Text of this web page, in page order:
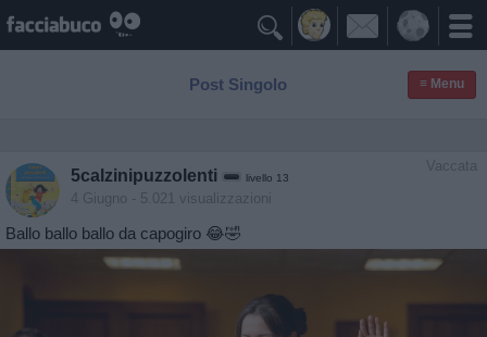

Post Singolo ≡ Menu
Vaccata
5calzinipuzzolenti livello 13
4 Giugno - 5.021 visualizzazioni
Ballo ballo ballo da capogiro 😂🤣